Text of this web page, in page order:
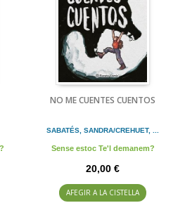
NO ME CUENTES CUENTOS
SABATÉS, SANDRA/CREHUET, ...
Sense estoc Te'l demanem?
20,00 €
AFEGIR A LA CISTELLA